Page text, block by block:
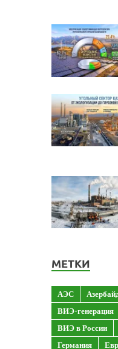
МЕТКИ
АЭС
ВИЭ-генерация
ВИЭ в России
Германия